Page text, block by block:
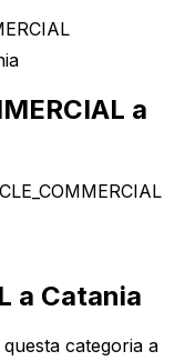
a
a Catania
categoria a